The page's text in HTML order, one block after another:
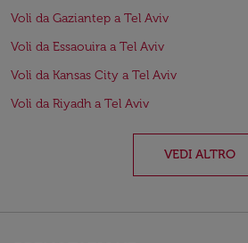
Voli da Gaziantep a Tel Aviv
Voli da Essaouira a Tel Aviv
Voli da Kansas City a Tel Aviv
Voli da Riyadh a Tel Aviv
VEDI ALTRO